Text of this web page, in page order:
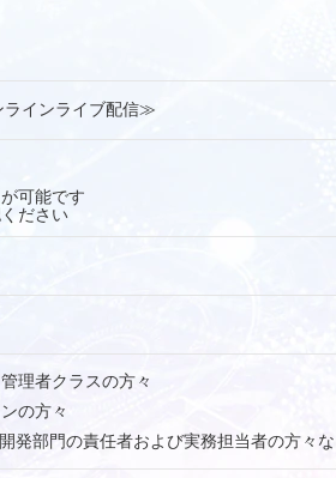
インライブ配信≫
が可能です
ださい
理者クラスの⽅々
の⽅々
発部門の責任者および実務担当者の⽅々